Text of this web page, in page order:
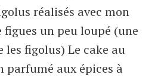
réalisés avec mon
figues un peu loupé (une
les figolus) Le cake au
parfumé aux épices à